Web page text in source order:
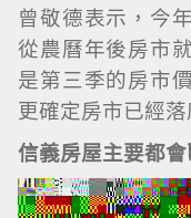
曾敬德表示，今
從農曆年後房市
是第三季的房市
更確定房市已經
信義房屋主要都